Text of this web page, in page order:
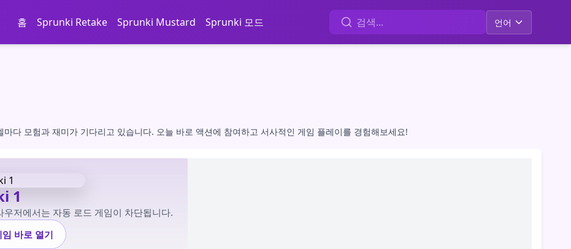
홈 Sprunki Retake Sprunki Mustard Sprunki 모드 언어
다 모험과 재미가 기다리고 있습니다. 오늘 바로 액션에 참여하고 서사적인 게임 플레이를 경험해보세요!
1
저에서는 자동 로드 게임이 차단됩니다.
임 바로 열기